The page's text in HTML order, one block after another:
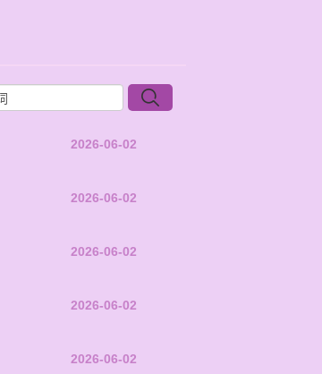
2026-06-02
2026-06-02
2026-06-02
2026-06-02
2026-06-02